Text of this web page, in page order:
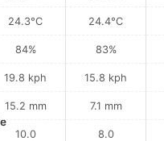
24.3°C
84%
19.8 kph
15.2 mm
10.0
24.4°C
83%
15.8 kph
7.1 mm
8.0